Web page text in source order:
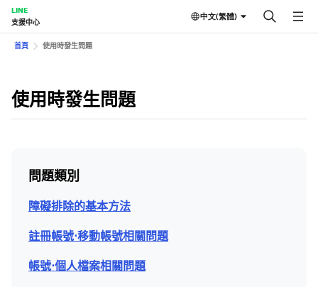
LINE
支援中心
中文(繁體)
首頁 使用時發生問題
使用時發生問題
問題類別
障礙排除的基本方法
註冊帳號⋅移動帳號相關問題
帳號⋅個人檔案相關問題